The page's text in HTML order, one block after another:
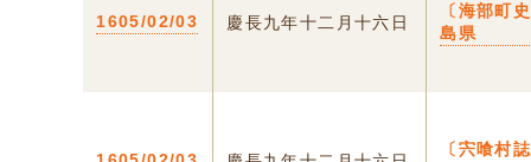
1605/02/03 慶長九年十二月十六日
〔海部町
島県
〔宍喰村